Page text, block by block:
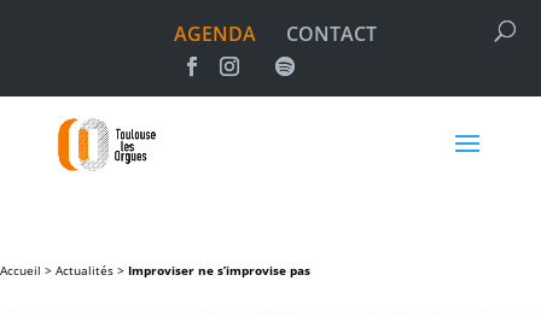
AGENDA CONTACT
Accueil > Actualités > Improviser ne s’improvise pas